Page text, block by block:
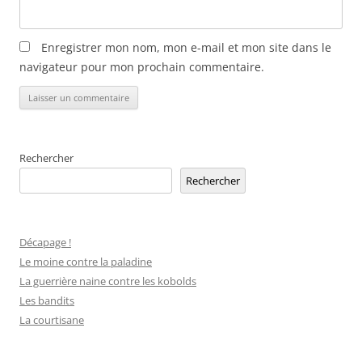
Enregistrer mon nom, mon e-mail et mon site dans le
navigateur pour mon prochain commentaire.
Rechercher
Rechercher
Décapage !
Le moine contre la paladine
La guerrière naine contre les kobolds
Les bandits
La courtisane